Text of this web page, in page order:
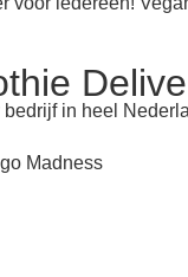
in heel